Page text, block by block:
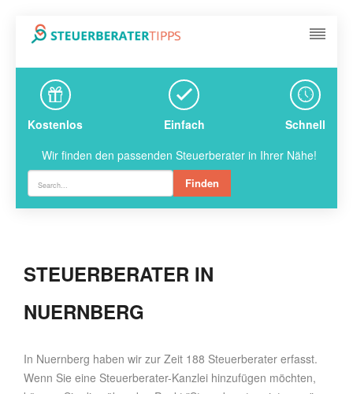
Kostenlos Einfach
Schnell
Wir finden den passenden Steuerberater in Ihrer Nähe!
Finden
STEUERBERATER IN
NUERNBERG
In Nuernberg haben wir zur Zeit 188 Steuerberater erfasst.
Wenn Sie eine Steuerberater-Kanzlei hinzufügen möchten,